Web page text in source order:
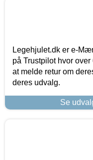
Legehjulet.dk er e-
på Trustpilot hvor
at melde retur om
deres udvalg.
Se